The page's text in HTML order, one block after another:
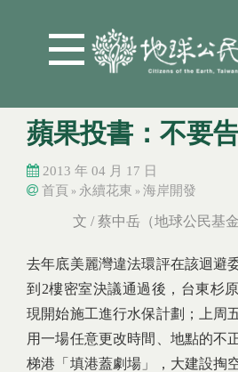
蘋果投書：不要
2013 年 04 月 17 日
您在這裡
首頁 » 永續花東 » 海岸開發
您在這裡文 / 蔡中岳（地球公民基
去年底美麗灣違法環評在該迴避
到2樓密室決議通過後，台東杉
現開始施工進行水保計劃；上周
用一場任意更改時間、地點的不
梯港「填港蓋劇場」，大建設掏